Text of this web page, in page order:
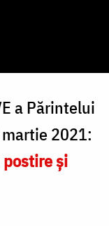
a Părintelui
2021:
și